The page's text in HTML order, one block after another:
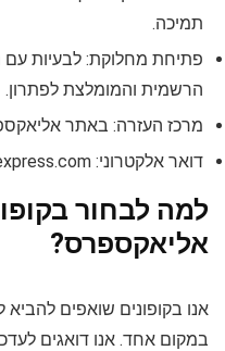
תמיכה.
פתיחת מחלוקת: לבעיות עם
הרשמית והמומלצת לפתרון.
מרכז העזרה: באתר
דואר אלקטרוני:
למה לבחור
אליאקספרס?
אנו בקופונים שואפים
במקום אחד. אנו דואגים